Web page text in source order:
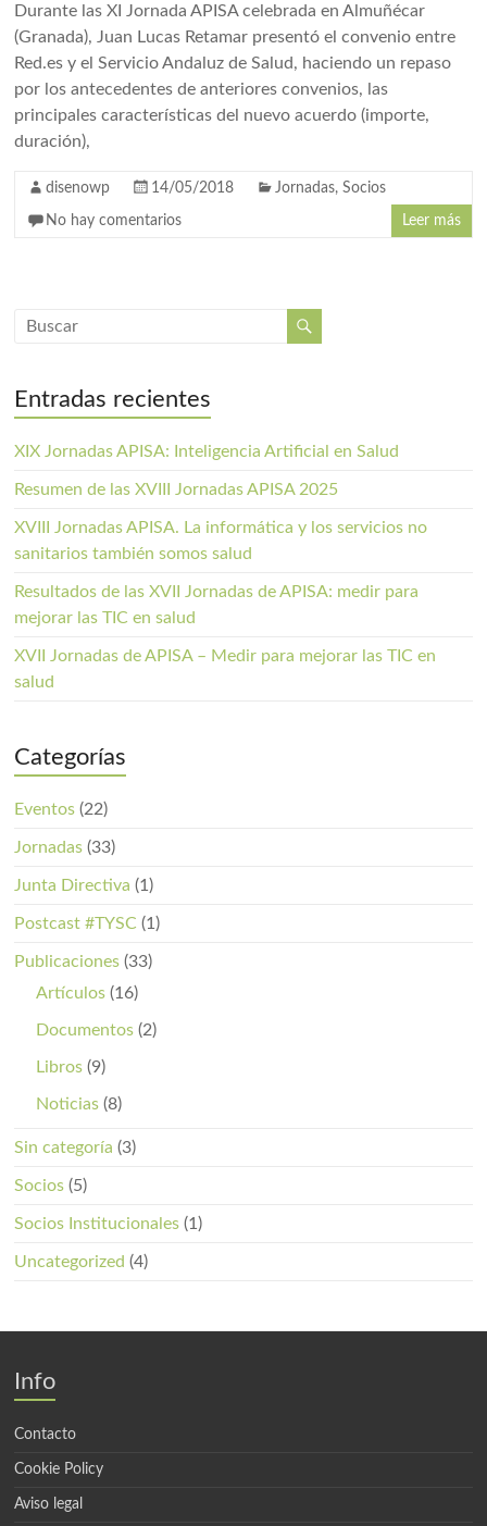
Durante las XI Jornada APISA celebrada en Almuñécar
(Granada), Juan Lucas Retamar presentó el convenio entre
Red.es y el Servicio Andaluz de Salud, haciendo un repaso
por los antecedentes de anteriores convenios, las
principales características del nuevo acuerdo (importe,
duración),
disenowp 14/05/2018 Jornadas,Socios
No hay comentarios Leer más
Entradas recientes
XIX Jornadas APISA: Inteligencia Artificial en Salud
Resumen de las XVIII Jornadas APISA 2025
XVIII Jornadas APISA. La informática y los servicios no
sanitarios también somos salud
Resultados de las XVII Jornadas de APISA: medir para
mejorar las TIC en salud
XVII Jornadas de APISA – Medir para mejorar las TIC en
salud
Categorías
Eventos (22)
Jornadas (33)
Junta Directiva (1)
Postcast #TYSC (1)
Publicaciones (33)
Artículos (16)
Documentos (2)
Libros (9)
Noticias (8)
Sin categoría (3)
Socios (5)
Socios Institucionales (1)
Uncategorized (4)
Info
Contacto
Cookie Policy
Aviso legal